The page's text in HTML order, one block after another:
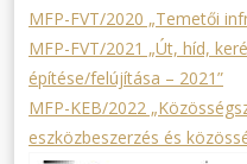
MFP-FVT/2020 „Temetői
MFP-FVT/2021 „Út, híd,
építése/felújítása – 2021”
MFP-KEB/2022
eszközbeszerzés és